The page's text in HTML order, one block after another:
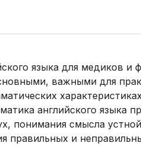
языка для медиков и
важными для
английского языка
понимания смысла
правильных и